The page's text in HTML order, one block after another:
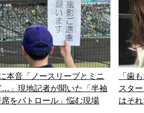
本音「ノースリーブとミニ
」現地記者が聞いた「半袖
をパトロール」悩む現場
「歯
スタ
はそ